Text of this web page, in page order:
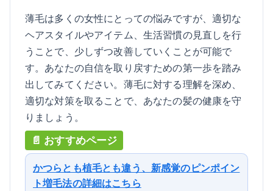
薄毛は多くの女性にとっての悩みですが、適切な
ヘアスタイルやアイテム、生活習慣の見直しを行
うことで、少しずつ改善していくことが可能で
す。あなたの自信を取り戻すための第一歩を踏み
出してみてください。薄毛に対する理解を深め、
適切な対策を取ることで、あなたの髪の健康を守
りましょう。
かつらとも植毛とも違う、新感覚のピンポイン
ト増毛法の詳細はこちら